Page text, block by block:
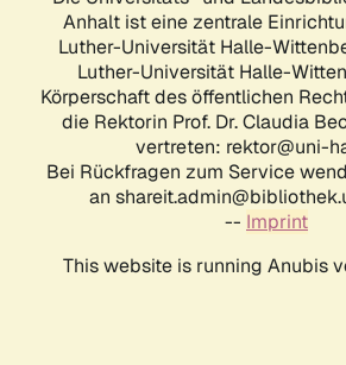
Anhalt ist eine zentrale
Luther-Universität Halle-
Luther-Universität Halle-
Körperschaft des öffentlichen
die Rektorin Prof. Dr. Claudia
vertreten: rektor@uni-
Bei Rückfragen zum Service
an
-- Imprint
This website is running Anubis